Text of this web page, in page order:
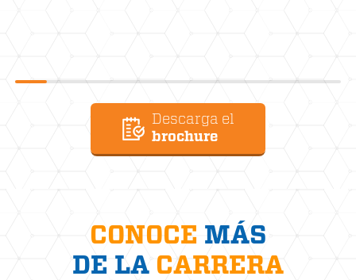
Descarga el
brochure
CONOCE MÁS
DE LA CARRERA